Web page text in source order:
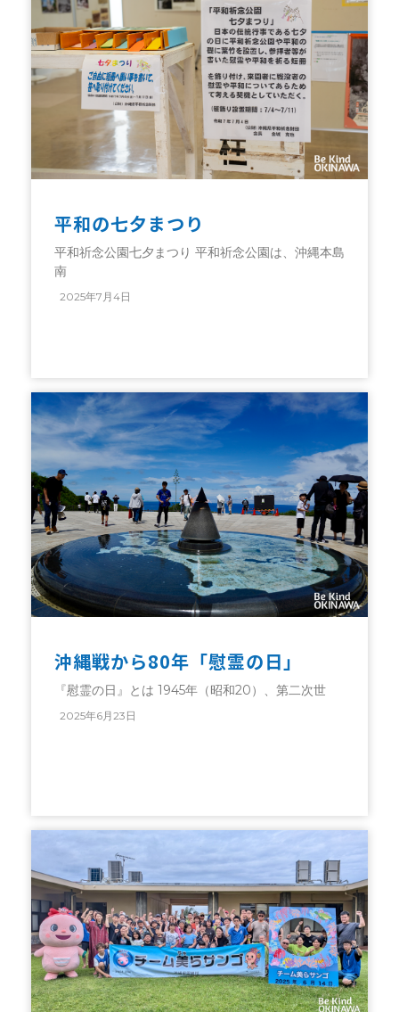
平和の七夕まつり
平和祈念公園七夕まつり 平和祈念公園は、沖縄本島
南
2025年7月4日
沖縄戦から80年「慰霊の日」
『慰霊の日』とは 1945年（昭和20）、第二次世
2025年6月23日